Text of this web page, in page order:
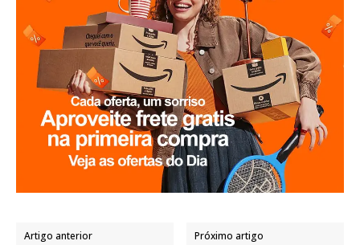
Artigo anterior Próximo artigo